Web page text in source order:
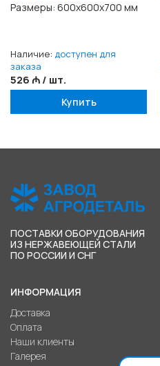
Размеры: 600x600x700 мм
Наличие: доступен для
заказа
526 ₼ / шт.
Купить
ПОСТАВКИ ОБОРУДОВАНИЯ
ИЗ НЕРЖАВЕЮЩЕЙ СТАЛИ
ПО РОССИИ И СНГ
ИНФОРМАЦИЯ
Доставка
Оплата
Наши клиенты
Галерея